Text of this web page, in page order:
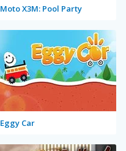
Moto X3M: Pool Party
Eggy Car